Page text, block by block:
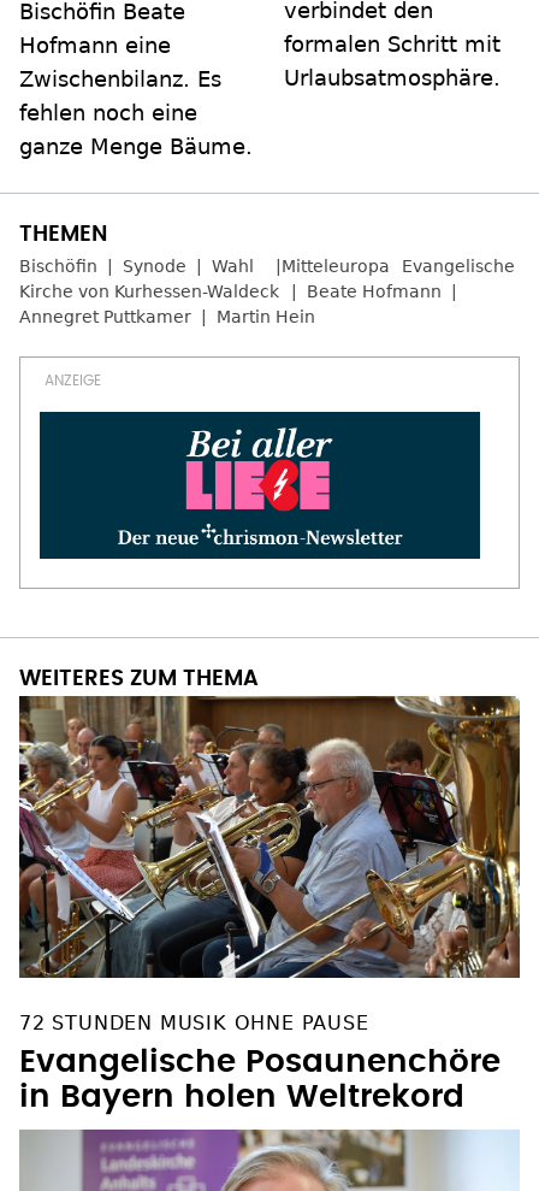
Bischöfin Beate
Hofmann eine
Zwischenbilanz. Es
fehlen noch eine
ganze Menge Bäume.
verbindet den
formalen Schritt mit
Urlaubsatmosphäre.
Bischöfin Synode Wahl Mitteleuropa
Evangelische
Kirche von Kurhessen-Waldeck
Beate Hofmann
Annegret Puttkamer
Martin Hein
WEITERES ZUM THEMA
72 STUNDEN MUSIK OHNE PAUSE
Evangelische Posaunenchöre
in Bayern holen Weltrekord